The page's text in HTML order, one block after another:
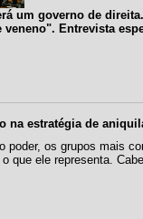
um governo de
veneno". Entrevista
na estratégia de
poder, os grupos mais
que ele representa.